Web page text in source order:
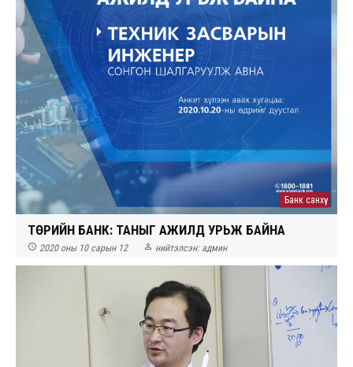
Банк санхүү
ТӨРИЙН БАНК: ТАНЫГ АЖИЛД УРЬЖ БАЙНА
 2020 оны 10 сарын 12  нийтэлсэн: админ